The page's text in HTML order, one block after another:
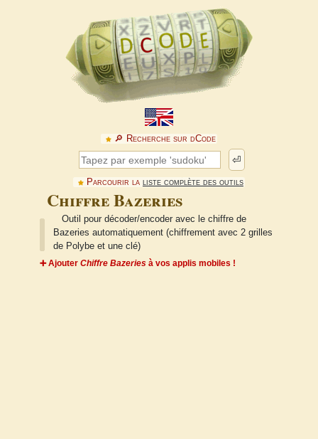
🔎︎ Recherche sur dCode
⏎
Parcourir la liste complète des outils
Chiffre Bazeries
Outil pour décoder/encoder avec le chiffre de
Bazeries automatiquement (chiffrement avec 2 grilles
de Polybe et une clé)
➕ Ajouter Chiffre Bazeries à vos applis mobiles !